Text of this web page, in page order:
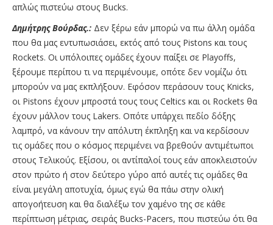
απλώς πιστεύω στους Bucks.
Δημήτρης Βούρδας.: Δεν ξέρω εάν μπορώ να πω άλλη ομάδα
που θα μας εντυπωσιάσει, εκτός από τους Pistons και τους
Rockets. Οι υπόλοιπες ομάδες έχουν παίξει σε Playoffs,
ξέρουμε περίπου τι να περιμένουμε, οπότε δεν νομίζω ότι
μπορούν να μας εκπλήξουν. Εφόσον περάσουν τους Knicks,
οι Pistons έχουν μπροστά τους τους Celtics και οι Rockets θα
έχουν μάλλον τους Lakers. Οπότε υπάρχει πεδίο δόξης
λαμπρό, να κάνουν την απόλυτη έκπληξη και να κερδίσουν
τις ομάδες που ο κόσμος περιμένει να βρεθούν αντιμέτωποι
στους Tελικούς. Εξίσου, οι αντίπαλοί τους εάν αποκλειστούν
στον πρώτο ή στον δεύτερο γύρο από αυτές τις ομάδες θα
είναι μεγάλη αποτυχία, όμως εγώ θα πάω στην ολική
απογοήτευση και θα διαλέξω τον χαμένο της σε κάθε
περίπτωση μέτριας, σειράς Bucks-Pacers, που πιστεύω ότι θα